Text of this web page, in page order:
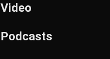
Video
Podcasts